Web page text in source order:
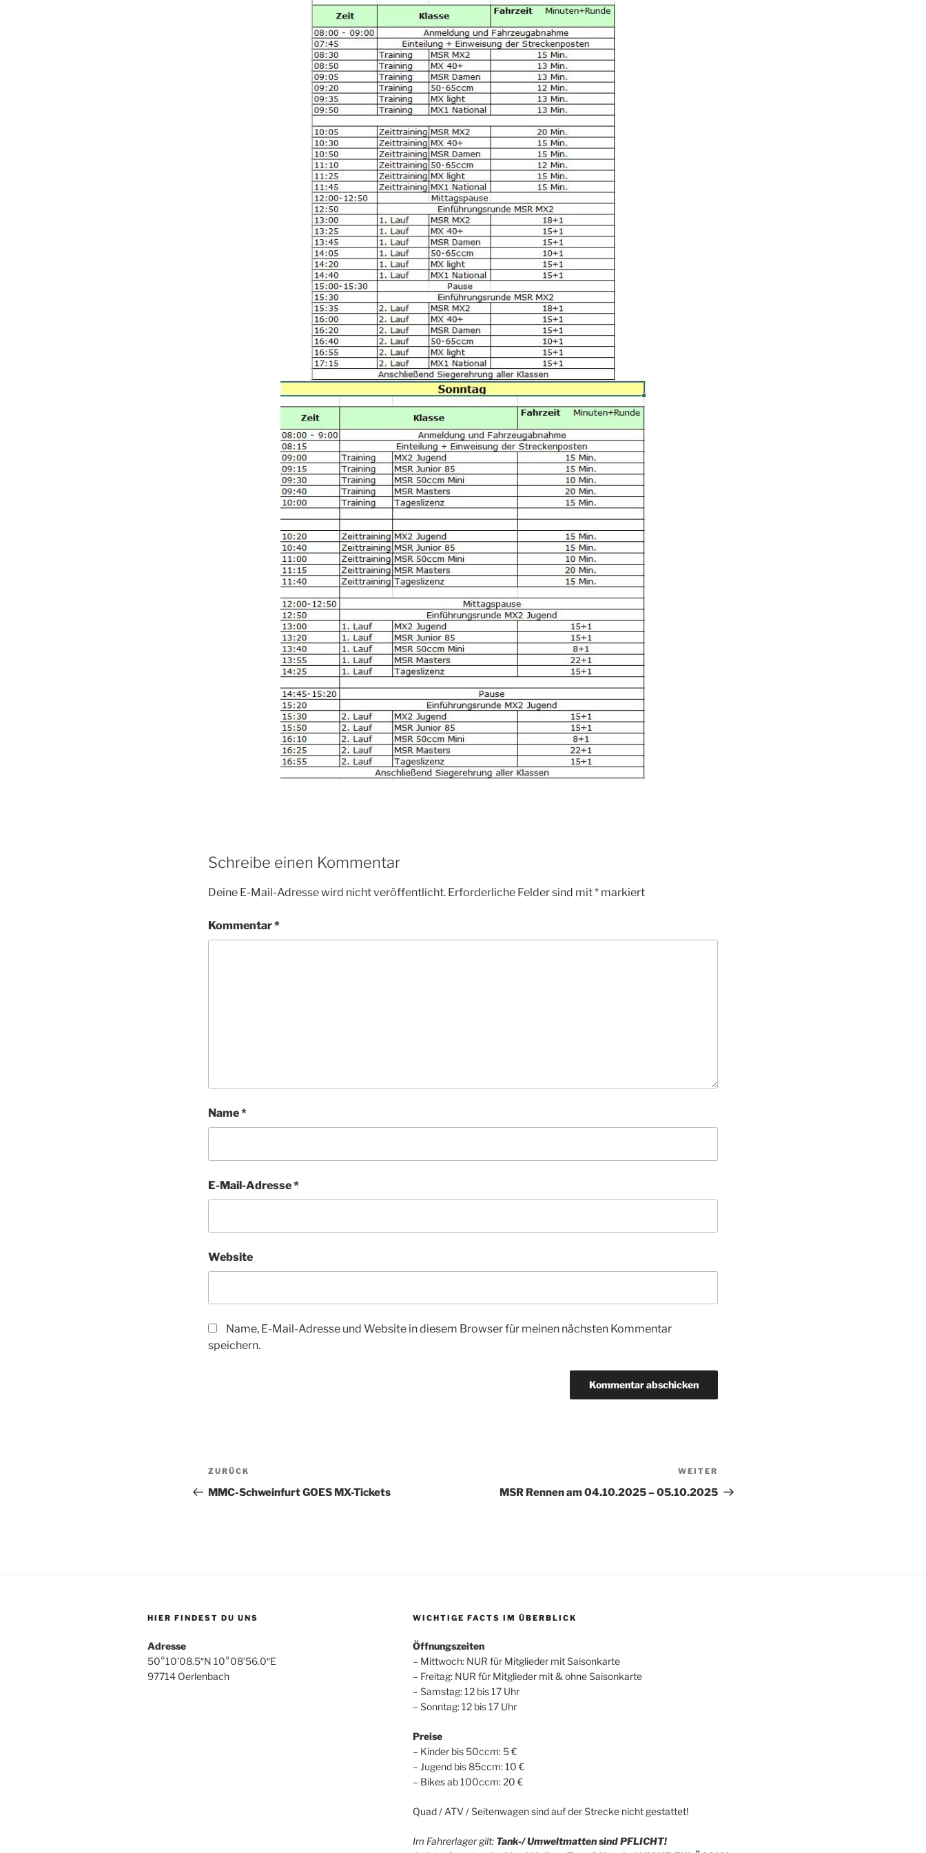
Schreibe einen Kommentar
Deine E-Mail-Adresse wird nicht veröffentlicht. Erforderliche Felder sind mit* markiert
Kommentar*
Name*
E-Mail-Adresse*
Website
Name, E-Mail-Adresse und Website in diesem Browser für meinen nächsten Kommentar
speichern.
Beitragsnavigation
Vorheriger
Beitrag
ZURÜCK
MMC-Schweinfurt GOES MX-Tickets
Beitrag
WEITER
MSR Rennen am 04.10.2025 – 05.10.2025
HIER FINDEST DU UNS
Adresse
50°10’08.5″N 10°08’56.0″E
97714 Oerlenbach
WICHTIGE FACTS IM ÜBERBLICK
Öffnungszeiten
– Mittwoch: NUR für Mitglieder mit Saisonkarte
– Freitag: NUR für Mitglieder mit & ohne Saisonkarte
– Samstag: 12 bis 17 Uhr
– Sonntag: 12 bis 17 Uhr
Preise
– Kinder bis 50ccm: 5 €
– Jugend bis 85ccm: 10 €
– Bikes ab 100ccm: 20 €
Quad / ATV / Seitenwagen sind auf der Strecke nicht gestattet!
Im Fahrerlager gilt:Tank-/ UmweltmattensindPFLICHT!